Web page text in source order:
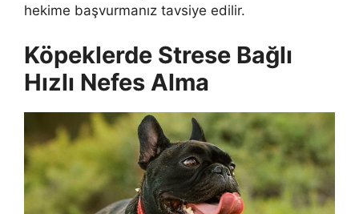
hekime başvurmanız tavsiye edilir.
Köpeklerde Strese Bağlı
Hızlı Nefes Alma